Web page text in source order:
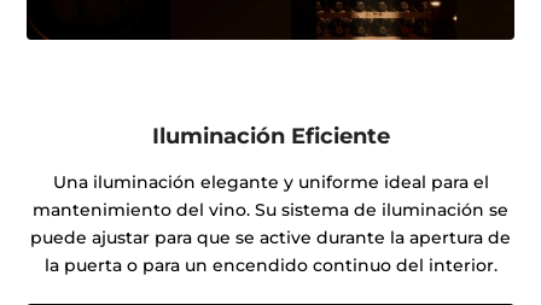
Iluminación Eficiente
Una iluminación elegante y uniforme ideal para el
mantenimiento del vino. Su sistema de iluminación se
puede ajustar para que se active durante la apertura de
la puerta o para un encendido continuo del interior.